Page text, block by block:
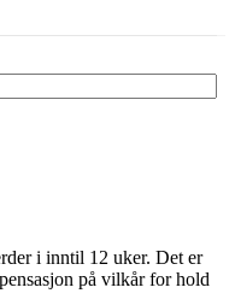
i inntil 12 uker. Det er
på vilkår for hold